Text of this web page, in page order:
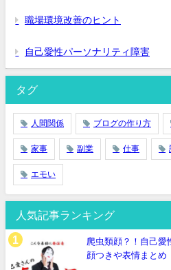
職場環境改善のヒント
自己愛性パーソナリティ障害
タグ
人間関係 ブログの作り方
家事 副業 仕事
エモい
人気記事ランキング
爬虫類顔？！自己愛
顔つきや表情まとめ